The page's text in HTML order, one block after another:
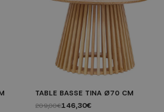
Diamètre...
TABLE BASSE TINA Ø70 CM
209,00€146,30€